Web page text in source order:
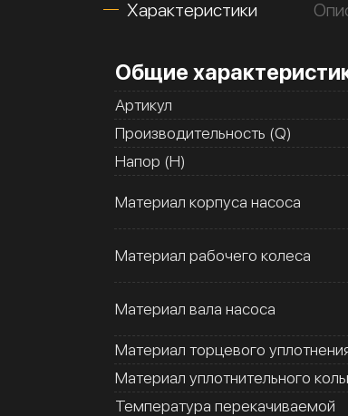
Характеристики
Общие
Артикул
Производительность (Q)
Напор (H)
Материал корпуса насоса
Материал рабочего колеса
Материал вала насоса
Материал торцевого
Материал уплотнительного
Температура перекачиваемой